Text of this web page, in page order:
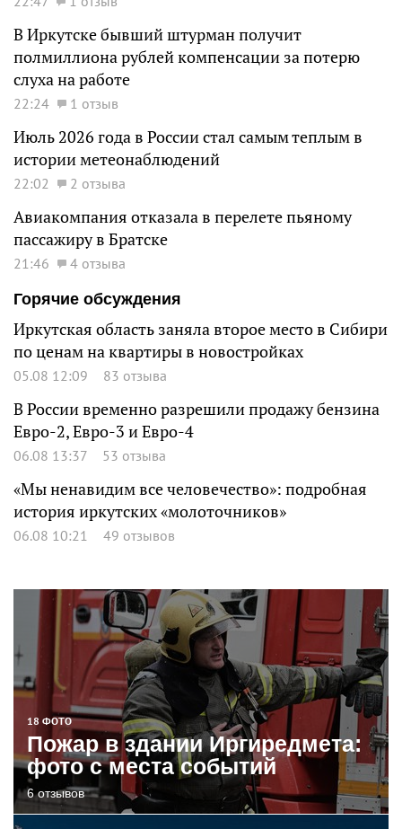
В Иркутске бывший штурман получит
полмиллиона рублей компенсации за потерю
слуха на работе
22:24 1 отзыв
Июль 2026 года в России стал самым теплым в
истории метеонаблюдений
22:02 2 отзыва
Авиакомпания отказала в перелете пьяному
пассажиру в Братске
21:46
4 отзыва
Горячие обсуждения
Иркутская область заняла второе место в Сибири
по ценам на квартиры в новостройках
05.08 12:09 83 отзыва
В России временно разрешили продажу бензина
Евро-2, Евро-3 и Евро-4
06.08 13:37 53 отзыва
«Мы ненавидим все человечество»: подробная
история иркутских «молоточников»
06.08 10:21 49 отзывов
18 ФОТО
Пожар в здании Иргиредмета:
фото с места событий
6 отзывов